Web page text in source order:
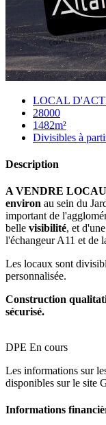
LOCAL
28000
1482m²
Divisibles à
Description
A VENDRE
environ au sein du
important de
belle visibilité, et
l'échangeur A11 et de
Les locaux sont
personnalisée.
Construction
sécurisé.
DPE En cours
Les informations sur
disponibles sur le site
Informations